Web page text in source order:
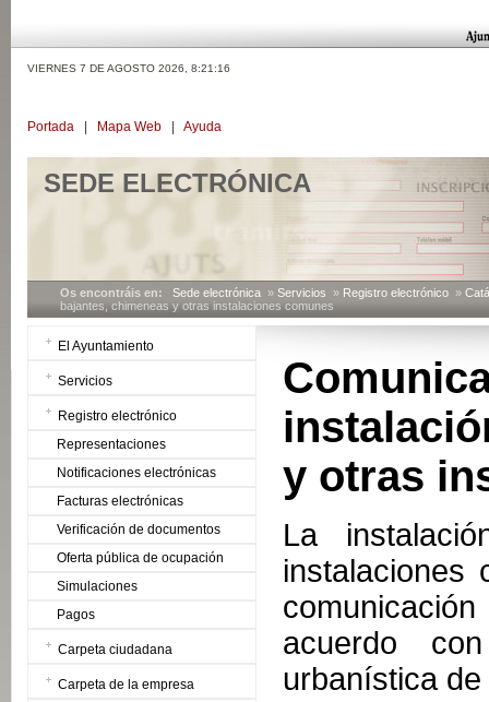
VIERNES 7 DE AGOSTO 2026, 8:21:17
Portada Mapa Web Ayuda
SEDE ELECTRÓNICA
Os encontráis en: Sede electrónica » Servicios » Registro electrónico »
bajantes, chimeneas y otras instalaciones comunes
El Ayuntamiento
Servicios
Registro electrónico
Representaciones
Notificaciones electrónicas
Facturas electrónicas
Verificación de documentos
Oferta pública de ocupación
Simulaciones
Pagos
Carpeta ciudadana
Carpeta de la empresa
y otras
La
instalaciones
acuerdo
urbanística